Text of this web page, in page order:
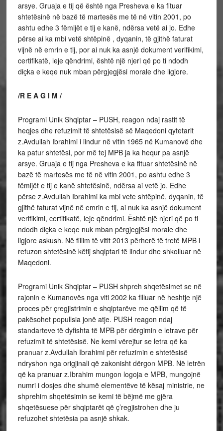
arsye. Gruaja e tij që është nga Presheva e ka fituar
shtetësinë në bazë të martesës me të në vitin 2001, po
ashtu edhe 3 fëmijët e tij e kanë, ndërsa vetë ai jo. Edhe
përse ai ka mbi vetë shtëpinë , dyqanin, të gjithë faturat
vijnë në emrin e tij, por ai nuk ka asnjë dokument verifikimi,
certifikatë, leje qëndrimi, është një njeri që po ti ndodh
diçka e keqe nuk mban përgjegjësi morale dhe ligjore.
/R E A G I M /
Programi Unik Shqiptar – PUSH, reagon ndaj rastit të
heqjes dhe refuzimit të shtetësisë së Maqedoni qytetarit
z.Avdullah Ibrahimi i lindur në vitin 1965 në Kumanovë dhe
ka patur shtetësi, por më tej MPB ja ka hequr pa asnjë
arsye. Gruaja e tij nga Presheva e ka fituar shtetësinë në
bazë të martesës me të në vitin 2001, po ashtu edhe 3
fëmijët e tij e kanë shtetësinë, ndërsa ai vetë jo. Edhe
përse z.Avdullah Ibrahimi ka mbi vete shtëpinë, dyqanin, të
gjithë faturat vijnë në emrin e tij, ai nuk ka asnjë dokument
verifikimi, certifikatë, leje qëndrimi. Është një njeri që po ti
ndodh diçka e keqe nuk mban përgjegjësi morale dhe
ligjore askush. Në fillim të vitit 2013 përherë të tretë MPB i
refuzon shtetësinë këtij shqiptari të lindur dhe shkolluar në
Maqedoni.
Programi Unik Shqiptar – PUSH shpreh shqetësimet se në
rajonin e Kumanovës nga viti 2002 ka filluar në heshtje një
proces për çregjistrimin e shqiptarëve me qëllim që të
pakësohet popullsia jonë atje. PUSH reagon ndaj
standarteve të dyfishta të MPB për dërgimin e letrave për
refuzimit të shtetësisë. Ne kemi vërejtur se letra që ka
pranuar z.Avdullah Ibrahimi për refuzimin e shtetësisë
ndryshon nga origjinali që zakonisht dërgon MPB. Në letrën
që ka pranuar z.Ibrahim mungon logoja e MPB, mungojnë
numri i dosjes dhe shumë elementëve të kësaj ministrie, ne
shprehim shqetësimin se kemi të bëjmë me gjëra
shqetësuese për shqiptarët që ç’regjistrohen dhe ju
refuzohet shtetësia pa asnjë shkak.